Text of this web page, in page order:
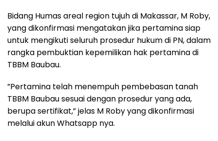
Bidang Humas areal region tujuh di Makassar, M Roby,
yang dikonfirmasi mengatakan jika pertamina siap
untuk mengikuti seluruh prosedur hukum di PN, dalam
rangka pembuktian kepemilikan hak pertamina di
TBBM Baubau.
”Pertamina telah menempuh pembebasan tanah
TBBM Baubau sesuai dengan prosedur yang ada,
berupa sertifikat,” jelas M Roby yang dikonfirmasi
melalui akun Whatsapp nya.